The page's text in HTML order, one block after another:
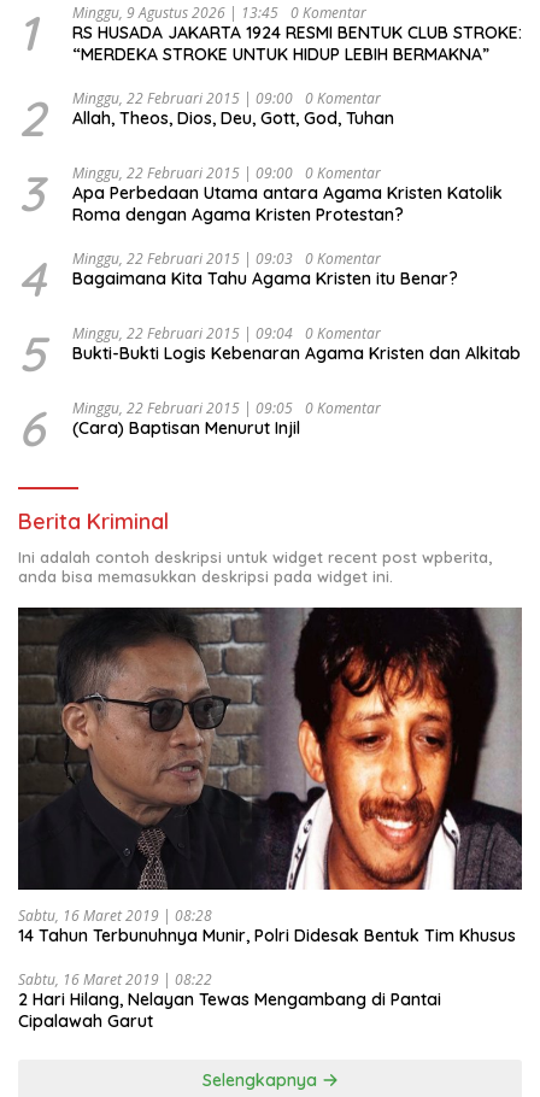
1 Minggu, 9 Agustus 2026 | 13:45 0 Komentar
RS HUSADA JAKARTA 1924 RESMI BENTUK CLUB STROKE:
“MERDEKA STROKE UNTUK HIDUP LEBIH BERMAKNA”
2 Minggu, 22 Februari 2015 | 09:00 0 Komentar
Allah, Theos, Dios, Deu, Gott, God, Tuhan
3 Minggu, 22 Februari 2015 | 09:00 0 Komentar
Apa Perbedaan Utama antara Agama Kristen Katolik
Roma dengan Agama Kristen Protestan?
4 Minggu, 22 Februari 2015 | 09:03 0 Komentar
Bagaimana Kita Tahu Agama Kristen itu Benar?
5 Minggu, 22 Februari 2015 | 09:04 0 Komentar
Bukti-Bukti Logis Kebenaran Agama Kristen dan Alkitab
6 Minggu, 22 Februari 2015 | 09:05 0 Komentar
(Cara) Baptisan Menurut Injil
Berita Kriminal
Ini adalah contoh deskripsi untuk widget recent post wpberita,
anda bisa memasukkan deskripsi pada widget ini.
Sabtu, 16 Maret 2019 | 08:28
14 Tahun Terbunuhnya Munir, Polri Didesak Bentuk Tim Khusus
Sabtu, 16 Maret 2019 | 08:22
2 Hari Hilang, Nelayan Tewas Mengambang di Pantai
Cipalawah Garut
Selengkapnya